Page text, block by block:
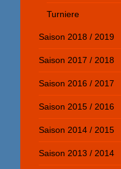
Turniere
Saison 2018 / 2019
Saison 2017 / 2018
Saison 2016 / 2017
Saison 2015 / 2016
Saison 2014 / 2015
Saison 2013 / 2014